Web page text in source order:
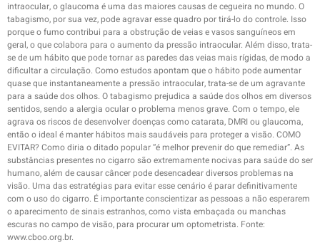
intraocular, o glaucoma é uma das maiores causas de cegueira no mundo. O
tabagismo, por sua vez, pode agravar esse quadro por tirá-lo do controle. Isso
porque o fumo contribui para a obstrução de veias e vasos sanguíneos em
geral, o que colabora para o aumento da pressão intraocular. Além disso, trata-
se de um hábito que pode tornar as paredes das veias mais rígidas, de modo a
dificultar a circulação. Como estudos apontam que o hábito pode aumentar
quase que instantaneamente a pressão intraocular, trata-se de um agravante
para a saúde dos olhos. O tabagismo prejudica a saúde dos olhos em diversos
sentidos, sendo a alergia ocular o problema menos grave. Com o tempo, ele
agrava os riscos de desenvolver doenças como catarata, DMRI ou glaucoma,
então o ideal é manter hábitos mais saudáveis para proteger a visão. COMO
EVITAR? Como diria o ditado popular “é melhor prevenir do que remediar”. As
substâncias presentes no cigarro são extremamente nocivas para saúde do ser
humano, além de causar câncer pode desencadear diversos problemas na
visão. Uma das estratégias para evitar esse cenário é parar definitivamente
com o uso do cigarro. É importante conscientizar as pessoas a não esperarem
o aparecimento de sinais estranhos, como vista embaçada ou manchas
escuras no campo de visão, para procurar um optometrista. Fonte:
www.cboo.org.br.